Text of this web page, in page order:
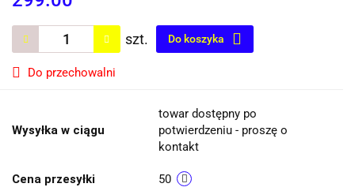
szt. Do koszyka
Do przechowalni
Wysyłka w ciągu
towar dostępny po
potwierdzeniu - proszę o
kontakt
Cena przesyłki 50